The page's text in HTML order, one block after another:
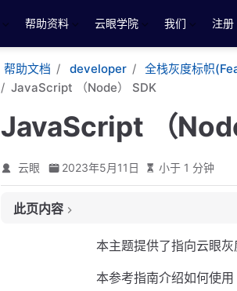
帮助资料 云眼学院 我们 注册
帮助文档 developer 全栈灰度标帜
JavaScript （Node） SDK
JavaScript （
云眼 2023年5月11日 小于 1 分钟
此页内容
本主题提供了指向云眼
本参考指南介绍如何使